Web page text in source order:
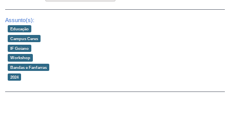
Assunto(s):
Educação
Campus Ceres
IF Goiano
Workshop
Bandas e Fanfarras
2024